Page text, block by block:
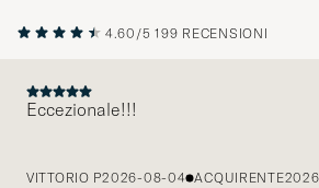
4.60/5 199 RECENSIONI
Eccezionale!!!
VITTORIO P2026-08-04 ACQUIRENTE